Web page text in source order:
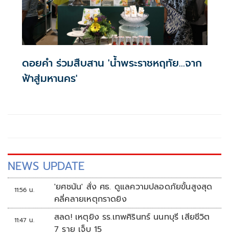
ดอยคำ ร่วมสืบสาน 'น้ำพระราชหฤทัย...จาก
ฟ้าสู่มหานคร'
NEWS UPDATE
11:56 น.
'ยศชนัน' สั่ง ศธ. ดูแลความปลอดภัยขั้นสูงสุด
คลี่คลายเหตุกราดยิง
11:47 น.
สลด! เหตุยิง รร.เทพศิรินทร์ นนทบุรี เสียชีวิต
7 ราย เจ็บ 15